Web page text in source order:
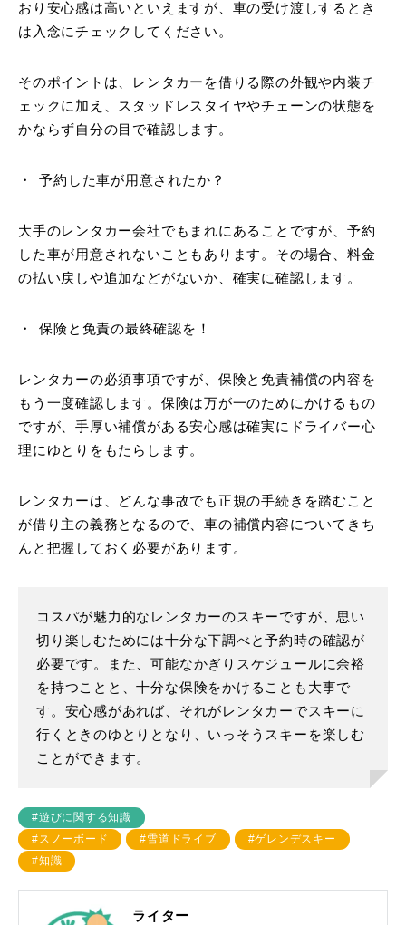
おり安心感は高いといえますが、車の受け渡しするとき
は入念にチェックしてください。
そのポイントは、レンタカーを借りる際の外観や内装チ
ェックに加え、スタッドレスタイヤやチェーンの状態を
かならず自分の目で確認します。
予約した車が用意されたか？
大手のレンタカー会社でもまれにあることですが、予約
した車が用意されないこともあります。その場合、料金
の払い戻しや追加などがないか、確実に確認します。
保険と免責の最終確認を！
レンタカーの必須事項ですが、保険と免責補償の内容を
もう一度確認します。保険は万が一のためにかけるもの
ですが、手厚い補償がある安心感は確実にドライバー心
理にゆとりをもたらします。
レンタカーは、どんな事故でも正規の手続きを踏むこと
が借り主の義務となるので、車の補償内容についてきち
んと把握しておく必要があります。
コスパが魅力的なレンタカーのスキーですが、思い
切り楽しむためには十分な下調べと予約時の確認が
必要です。また、可能なかぎりスケジュールに余裕
を持つことと、十分な保険をかけることも大事で
す。安心感があれば、それがレンタカーでスキーに
行くときのゆとりとなり、いっそうスキーを楽しむ
ことができます。
#遊びに関する知識
#スノーボード
#雪道ドライブ
#ゲレンデスキー
#知識
ライター